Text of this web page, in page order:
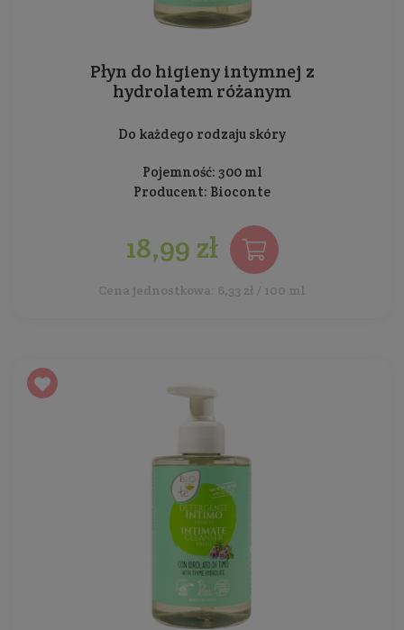
Płyn do higieny intymnej z
hydrolatem różanym
Do każdego rodzaju skóry
Pojemność: 300 ml
Producent: Bioconte
18,99 zł
Cena jednostkowa: 6,33 zł / 100 ml